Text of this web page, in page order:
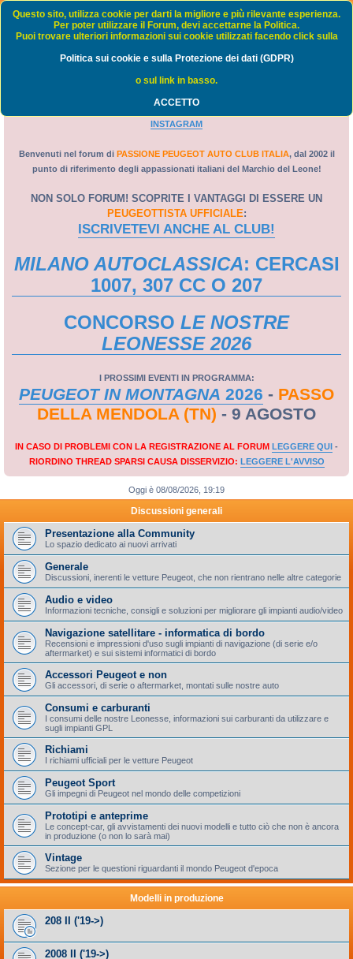
Passione Peugeot Auto Club Italia - FORUM
GRUPPO FACEBOOK
INSTAGRAM
Benvenuti nel forum di PASSIONE PEUGEOT AUTO CLUB ITALIA, dal 2002 il
punto di riferimento degli appassionati italiani del Marchio del Leone!
NON SOLO FORUM! SCOPRITE I VANTAGGI DI ESSERE UN
PEUGEOTTISTA UFFICIALE:
ISCRIVETEVI ANCHE AL CLUB!
MILANO AUTOCLASSICA: CERCASI
1007, 307 CC O 207
CONCORSO LE NOSTRE
LEONESSE 2026
I PROSSIMI EVENTI IN PROGRAMMA:
PEUGEOT IN MONTAGNA 2026 - PASSO
DELLA MENDOLA (TN) - 9 AGOSTO
IN CASO DI PROBLEMI CON LA REGISTRAZIONE AL FORUM LEGGERE QUI -
RIORDINO THREAD SPARSI CAUSA DISSERVIZIO: LEGGERE L'AVVISO
Oggi è 08/08/2026, 19:19
Discussioni generali
Presentazione alla Community
Lo spazio dedicato ai nuovi arrivati
Generale
Discussioni, inerenti le vetture Peugeot, che non rientrano nelle altre categorie
Audio e video
Informazioni tecniche, consigli e soluzioni per migliorare gli impianti audio/video
Navigazione satellitare - informatica di bordo
Recensioni e impressioni d'uso sugli impianti di navigazione (di serie e/o
aftermarket) e sui sistemi informatici di bordo
Accessori Peugeot e non
Gli accessori, di serie o aftermarket, montati sulle nostre auto
Consumi e carburanti
I consumi delle nostre Leonesse, informazioni sui carburanti da utilizzare e
sugli impianti GPL
Richiami
I richiami ufficiali per le vetture Peugeot
Peugeot Sport
Gli impegni di Peugeot nel mondo delle competizioni
Prototipi e anteprime
Le concept-car, gli avvistamenti dei nuovi modelli e tutto ciò che non è ancora
in produzione (o non lo sarà mai)
Vintage
Sezione per le questioni riguardanti il mondo Peugeot d'epoca
Modelli in produzione
208 II ('19->)
2008 II ('19->)
Questo sito, utilizza cookie per darti la migliore e più rilevante esperienza.
Per poter utilizzare il Forum, devi accettarne la Politica.
Puoi trovare ulteriori informazioni sui cookie utilizzati facendo click sulla
Politica sui cookie e sulla Protezione dei dati (GDPR)
o sul link in basso.
ACCETTO